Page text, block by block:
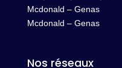
Mcdonald – Genas
Mcdonald – Genas
Nos réseaux